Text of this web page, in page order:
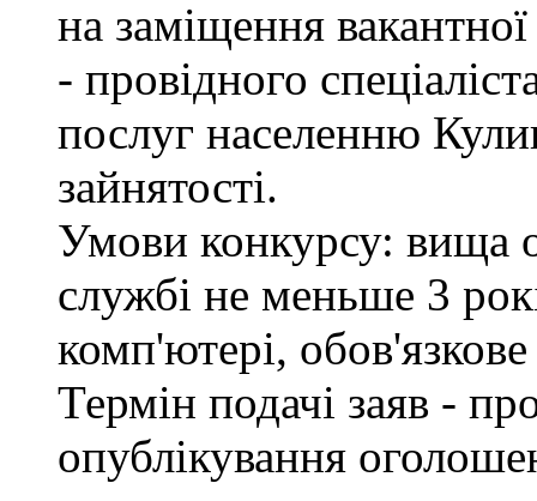
на заміщення
- провідного
послуг населенню
зайнятості.
Умови конкурсу: вища
службі не меньше 3
комп'ютері,
Термін подачі заяв -
опублікування